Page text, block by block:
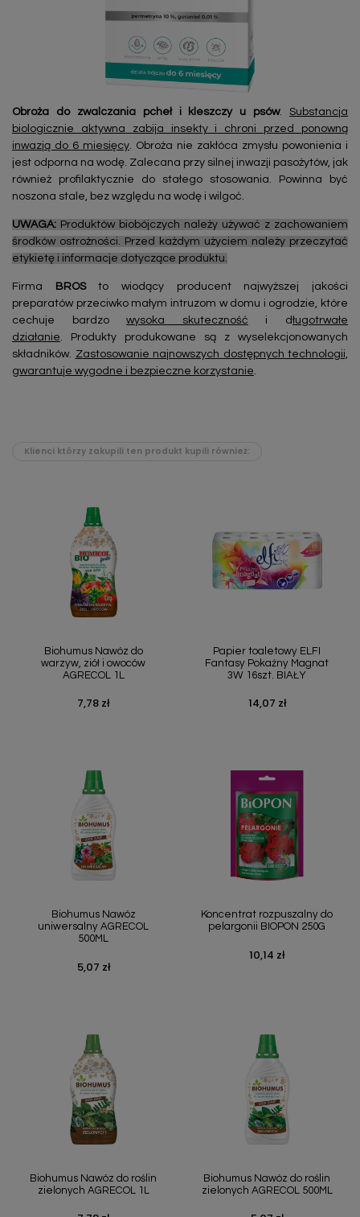
Obroża do zwalczania pcheł i kleszczy u psów. Substancja
biologicznie aktywna zabija insekty i chroni przed ponowną
inwazją do 6 miesięcy. Obroża nie zakłóca zmysłu powonienia i
jest odporna na wodę. Zalecana przy silnej inwazji pasożytów, jak
również profilaktycznie do stałego stosowania. Powinna być
noszona stale, bez względu na wodę i wilgoć.
UWAGA: Produktów biobójczych należy używać z zachowaniem
środków ostrożności. Przed każdym użyciem należy przeczytać
etykietę i informacje dotyczące produktu.
Firma BROSto wiodący producent najwyższej jakości
preparatów przeciwko małym intruzom w domu i ogrodzie, które
cechuje bardzowysoka skuteczność i długotrwałe
działanie. Produkty produkowane są z wyselekcjonowanych
składników. Zastosowanie najnowszych dostępnych technologii,
gwarantuje wygodne i bezpieczne korzystanie.
Klienci którzy zakupili ten produkt kupili również:
Biohumus Nawóz do
warzyw, ziół i owoców
AGRECOL 1L
Cena
7,78 zł
Papier toaletowy ELFI
Fantasy Pokaźny Magnat
3W 16szt. BIAŁY
Cena
14,07 zł
Biohumus Nawóz
uniwersalny AGRECOL
500ML
Cena
5,07 zł
Koncentrat rozpuszalny do
pelargonii BIOPON 250G
Cena
10,14 zł
Biohumus Nawóz do roślin
zielonych AGRECOL 1L
Biohumus Nawóz do roślin
zielonych AGRECOL 500ML